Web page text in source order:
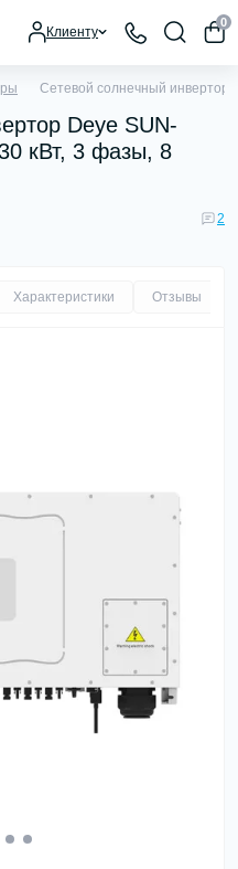
Клиенту
0
Сетевой солнечный инвертор
Deye SUN-
кВт, 3 фазы, 8
2
Характеристики Отзывы